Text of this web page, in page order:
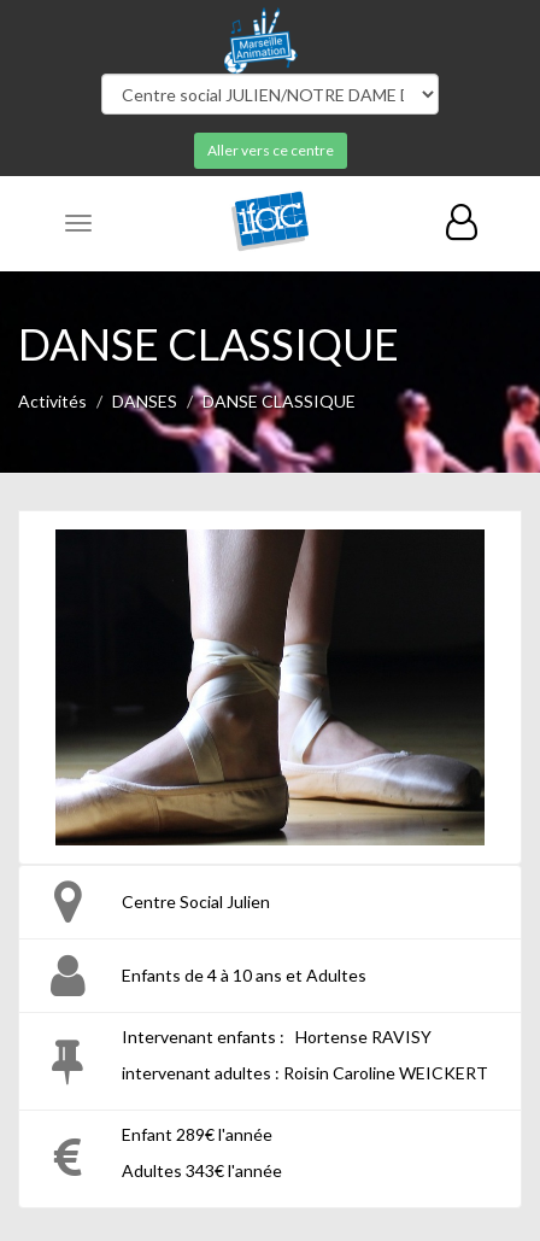
Aller vers ce centre
Toggle
DANSE CLASSIQUE
Activités DANSES DANSE CLASSIQUE
Centre Social Julien
Enfants de 4 à 10 ans et Adultes
Intervenant enfants : Hortense RAVISY
intervenant adultes : Roisin Caroline WEICKERT
Enfant 289€ l'année
Adultes 343€ l'année